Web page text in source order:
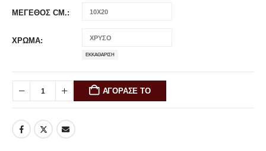
ΜΕΓΕΘΟΣ CM.
ΧΡΩΜΑ
ΕΚΚΑΘΆΡΙΣΗ
ΑΓΟΡΑΣΕ ΤΟ